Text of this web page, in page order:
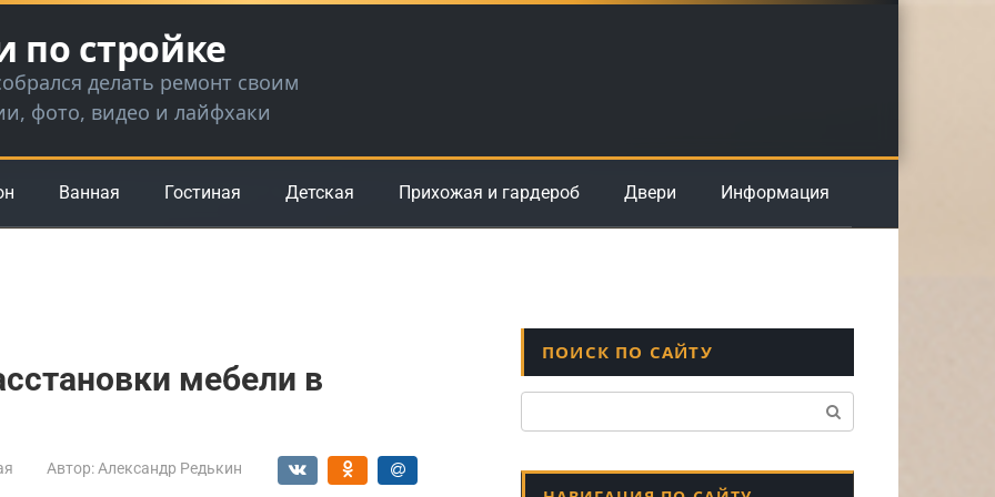
по стройке
делать ремонт своим
фото, видео и лайфхаки
Ванная Гостиная Детская Прихожая и гардероб Двери Информация
мебели в
Автор: Александр Редькин
ПОИСК ПО САЙТУ